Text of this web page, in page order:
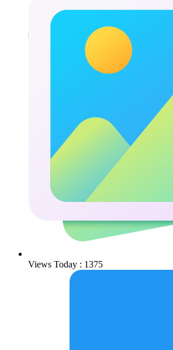
Views Today : 1375